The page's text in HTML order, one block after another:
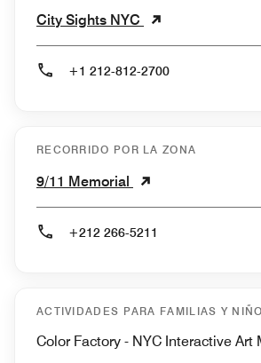
City Sights NYC
+1 212-812-2700
RECORRIDO POR LA ZONA
9/11 Memorial
+212 266-5211
ACTIVIDADES PARA FAMILIAS Y
Color Factory - NYC Interactive Art